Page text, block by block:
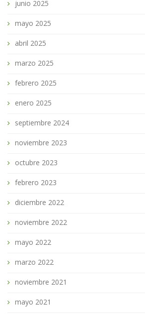
junio 2025
mayo 2025
abril 2025
marzo 2025
febrero 2025
enero 2025
septiembre 2024
noviembre 2023
octubre 2023
febrero 2023
diciembre 2022
noviembre 2022
mayo 2022
marzo 2022
noviembre 2021
mayo 2021